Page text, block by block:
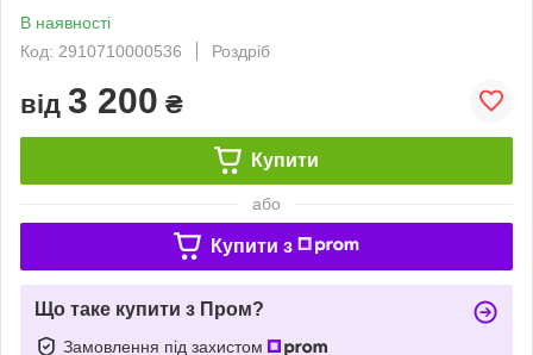
В наявності
Код: 2910710000536
Роздріб
від 3 200 ₴
Купити
або
Купити з
Що таке купити з Пром?
Замовлення під захистом